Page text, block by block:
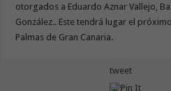
otorgados a Eduardo Aznar Vallejo,
González.. Este tendrá lugar el
Palmas de Gran Canaria.
tweet